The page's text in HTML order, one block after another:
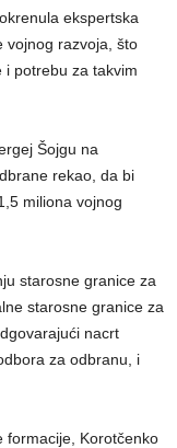
ekspertska
vojnog razvoja, što
i potrebu za takvim
Šojgu na
rekao, da bi
miliona vojnog
starosne granice za
starosne granice za
nacrt
za odbranu, i
formacije, Korotčenko